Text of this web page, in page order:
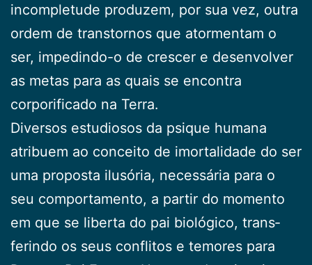
incompletude produzem, por sua vez, outra
ordem de transtornos que atormentam o
ser, impedindo-o de crescer e desenvol­ver
as metas para as quais se encontra
corporificado na Terra.
Diversos estudiosos da psique humana
atribuem ao conceito de imortalidade do ser
uma proposta ilu­sória, necessária para o
seu comportamento, a partir do momento
em que se liberta do pai biológico, trans­
ferindo os seus conflitos e temores para